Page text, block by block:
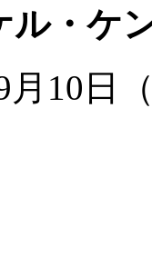
・ケ
10日